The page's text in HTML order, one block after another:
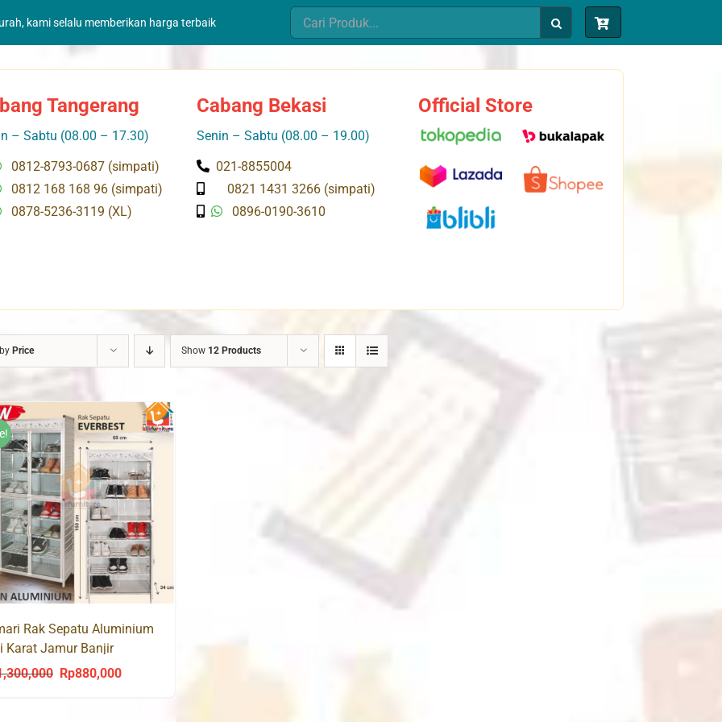
kami selalu memberikan harga terbaik
Search
for:
Tangerang
– Sabtu (08.00 – 17.30)
0812-8793-0687 (simpati)
0812 168 168 96 (simpati)
0878-5236-3119 (XL)
Cabang Bekasi
Senin – Sabtu (08.00 – 19.00)
021-8855004
0821 1431 3266 (simpati)
0896-0190-3610
Official Store
Price Show 12 Products
Rak Sepatu Aluminium
Karat Jamur Banjir
Original
Rp880,000Current